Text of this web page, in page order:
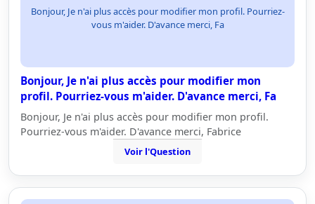
Bonjour, Je n'ai plus accès pour modifier mon profil. Pourriez-
vous m'aider. D'avance merci, Fa
Bonjour, Je n'ai plus accès pour modifier mon
profil. Pourriez-vous m'aider. D'avance merci, Fa
Bonjour, Je n'ai plus accès pour modifier mon profil.
Pourriez-vous m'aider. D'avance merci, Fabrice
Voir l'Question